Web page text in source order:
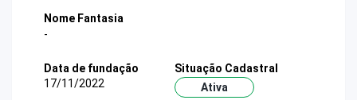
Nome Fantasia
-
Data de fundação
17/11/2022
Situação Cadastral
Ativa